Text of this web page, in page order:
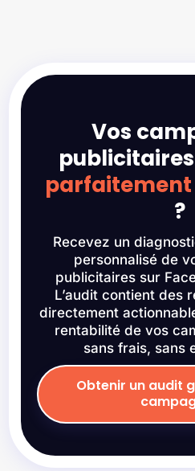
Vos
?
Recevez un
personnalisé de
publicitaires sur
L’audit contient des
directement
rentabilité de vos
sans frais, sans
Obtenir un audit